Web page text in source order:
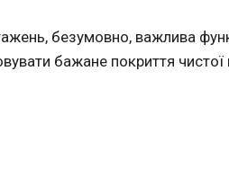
безумовно, важлива
бажане покриття чистої